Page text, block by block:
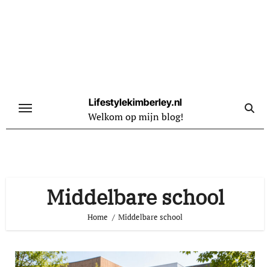
Lifestylekimberley.nl
Welkom op mijn blog!
Middelbare school
Home Middelbare school